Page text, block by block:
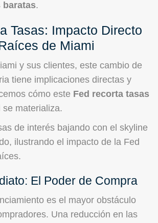
baratas.
Tasas: Impacto Directo
de Miami
y sus clientes, este cambio de
tiene implicaciones directas y
cómo este Fed recorta tasas
se materializa.
El Poder de Compra
es el mayor obstáculo
Una reducción en las